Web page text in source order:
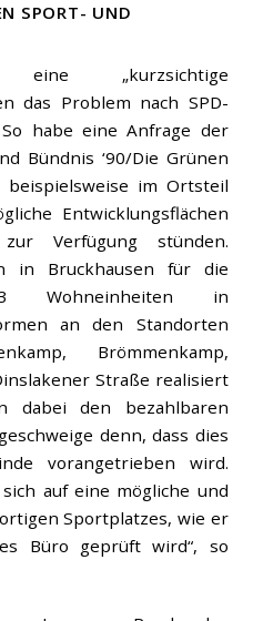
SPORT- UND
eine „kurzsichtige
das Problem nach SPD-
habe eine Anfrage der
Bündnis ‘90/Die Grünen
beispielsweise im Ortsteil
Entwicklungsflächen
Verfügung stünden.
in Bruckhausen für die
Wohneinheiten in
an den Standorten
Brömmenkamp,
Straße realisiert
dabei den bezahlbaren
denn, dass dies
vorangetrieben wird.
auf eine mögliche und
Sportplatzes, wie er
Büro geprüft wird“, so